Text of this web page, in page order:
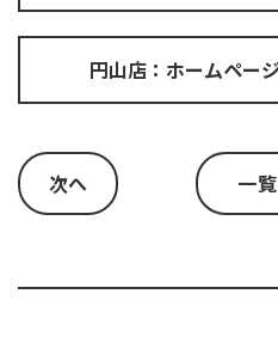
円山店：ホームペー
次へ 一